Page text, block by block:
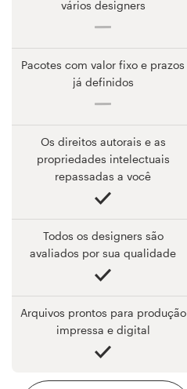
vários designers
Pacotes com valor fixo e prazos
já definidos
Os direitos autorais e as
propriedades intelectuais
repassadas a você
Todos os designers são
avaliados por sua qualidade
Arquivos prontos para produção
impressa e digital